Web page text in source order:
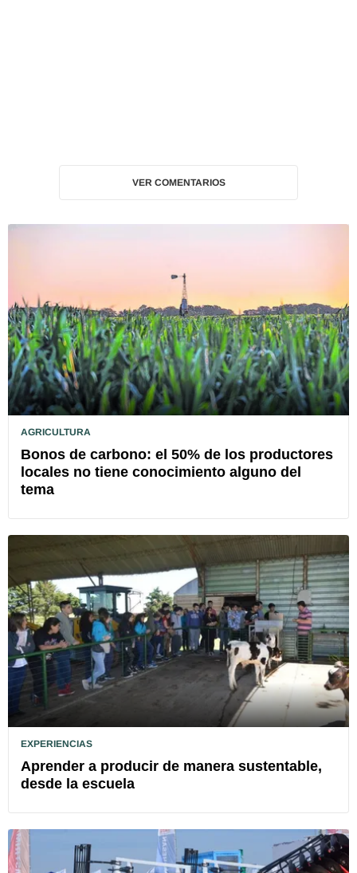
VER COMENTARIOS
AGRICULTURA
Bonos de carbono: el 50% de los productores
locales no tiene conocimiento alguno del
tema
EXPERIENCIAS
Aprender a producir de manera sustentable,
desde la escuela